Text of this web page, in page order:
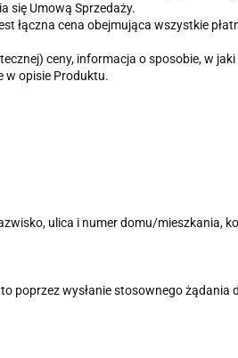
się Umową Sprzedaży.
łączna cena obejmująca wszystkie
ceny, informacja o sposobie, w jaki
w opisie Produktu.
ulica i numer domu/mieszkania,
poprzez wysłanie stosownego żądania